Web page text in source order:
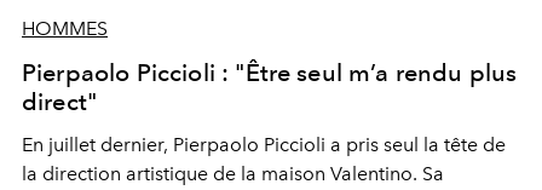
HOMMES
Pierpaolo Piccioli : "Être seul m’a rendu plus
direct"
En juillet dernier, Pierpaolo Piccioli a pris seul la tête de
la direction artistique de la maison Valentino. Sa